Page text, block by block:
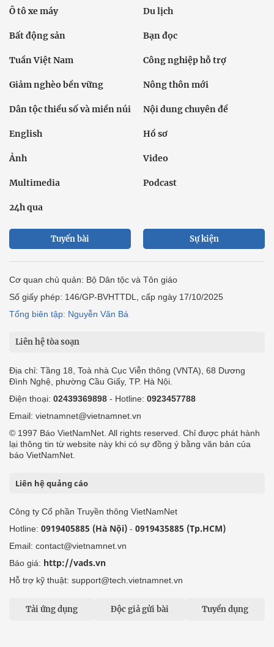
Ô tô xe máy Du lịch
Bất động sản Bạn đọc
Tuần Việt Nam Công nghiệp hỗ trợ
Giảm nghèo bền vững Nông thôn mới
Dân tộc thiểu số và miền núi Nội dung chuyên đề
English Hồ sơ
Ảnh Video
Multimedia Podcast
24h qua
Tuyến bài Sự kiện
Cơ quan chủ quản: Bộ Dân tộc và Tôn giáo
Số giấy phép: 146/GP-BVHTTDL, cấp ngày 17/10/2025
Tổng biên tập: Nguyễn Văn Bá
Liên hệ tòa soạn
Địa chỉ: Tầng 18, Toà nhà Cục Viễn thông (VNTA), 68 Dương
Đình Nghệ, phường Cầu Giấy, TP. Hà Nội.
Điện thoại: 02439369898 - Hotline: 0923457788
Email: vietnamnet@vietnamnet.vn
© 1997 Báo VietNamNet. All rights reserved. Chỉ được phát hành
lại thông tin từ website này khi có sự đồng ý bằng văn bản của
báo VietNamNet.
Liên hệ quảng cáo
Công ty Cổ phần Truyền thông VietNamNet
Hotline: 0919405885 (Hà Nội) - 0919435885 (Tp.HCM)
Email: contact@vietnamnet.vn
Báo giá: http://vads.vn
Hỗ trợ kỹ thuật: support@tech.vietnamnet.vn
Tải ứng dụng Độc giả gửi bài Tuyển dụng